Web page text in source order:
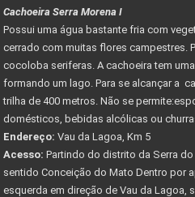
Cachoeira Serra Morena I
Possui uma água bastante fria com
cerrado com muitas flores campestres.
cocoloba seriferas. A cachoeira tem
formando um lago. Para se alcançar a
trilha de 400 metros. Não se
domésticos, bebidas alcólicas ou
Endereço: Vau da Lagoa, Km 5
Acesso: Partindo do distrito da Serra
sentido Conceição do Mato Dentro por
esquerda em direção de Vau da Lagoa,